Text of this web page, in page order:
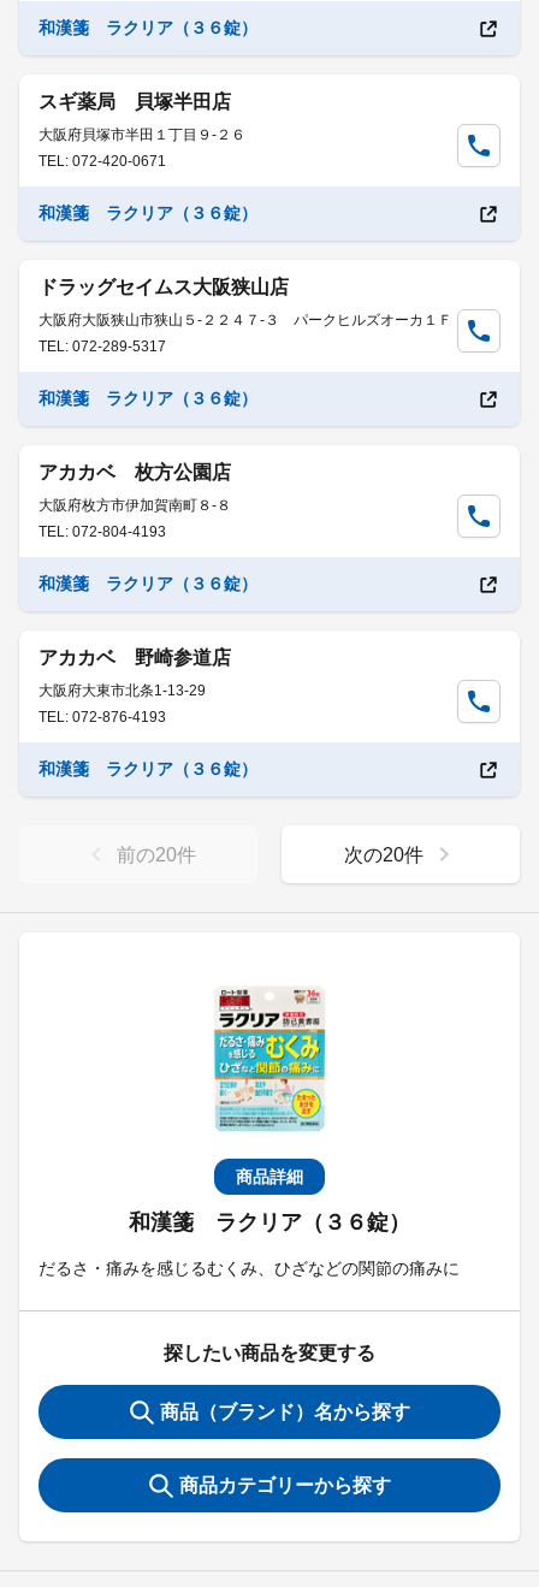
商品詳細
和漢箋 ラクリア（３６錠）
だるさ・痛みを感じるむくみ、ひざなどの関節の痛みに
探したい商品を変更する
商品（ブランド）名から探す
商品カテゴリーから探す
和漢箋 ラクリア（３６錠）
スギ薬局 貝塚半田店
大阪府貝塚市半田１丁目９-２６
TEL: 072-420-0671
和漢箋 ラクリア（３６錠）
ドラッグセイムス大阪狭山店
大阪府大阪狭山市狭山５-２２４７-３ パークヒルズオーカ１Ｆ
TEL: 072-289-5317
和漢箋 ラクリア（３６錠）
アカカベ 枚方公園店
大阪府枚方市伊加賀南町８-８
TEL: 072-804-4193
和漢箋 ラクリア（３６錠）
アカカベ 野崎参道店
大阪府大東市北条1-13-29
TEL: 072-876-4193
和漢箋 ラクリア（３６錠）
前の20件 次の20件